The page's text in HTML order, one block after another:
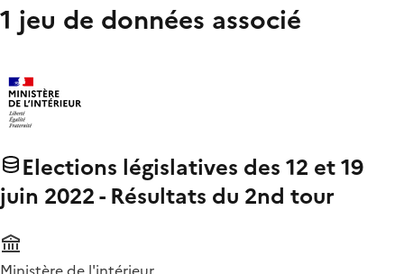
1 jeu de données associé
Elections législatives des 12 et 19
juin 2022 - Résultats du 2nd tour